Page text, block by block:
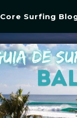
Core Surfing